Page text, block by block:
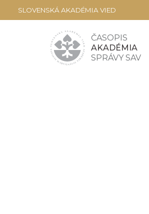
ČASOPIS
AKADÉMIA
SPRÁVY SAV
SLOVENSKÁ AKADÉMIA VIED